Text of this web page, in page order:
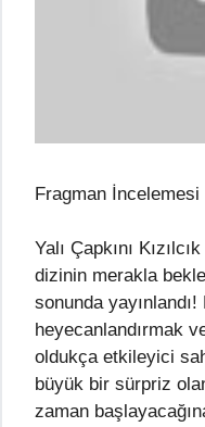
Fragman İncelemesi
Yalı Çapkını
dizinin merakla
sonunda
heyecanlandırmak
oldukça etkileyici
büyük bir sürpriz
zaman